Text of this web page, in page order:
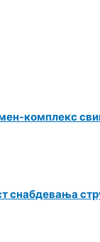
комплекс